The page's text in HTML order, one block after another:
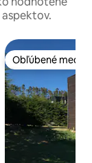
Obľúbené medzi
Obľúbené medzi